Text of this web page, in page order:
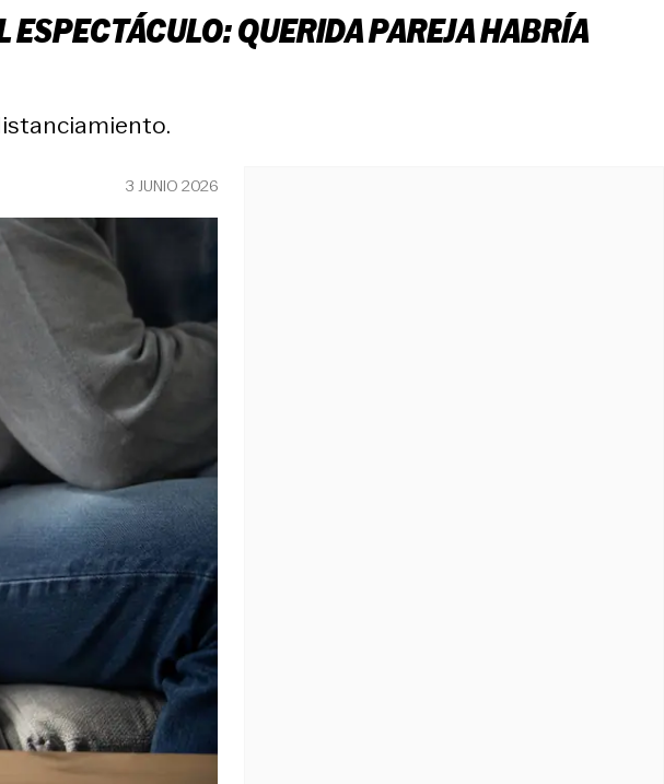
QUERIDA PAREJA HABRÍA
3 JUNIO 2026